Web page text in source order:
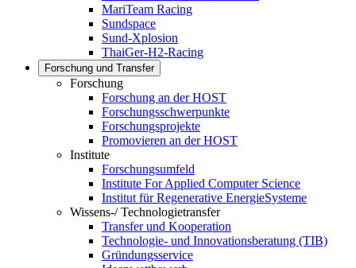
MariTeam Racing
Sundspace
Sund-Xplosion
ThaiGer-H2-Racing
Forschung und Transfer
Forschung
Forschung an der HOST
Forschungsschwerpunkte
Forschungsprojekte
Promovieren an der HOST
Institute
Forschungsumfeld
Institute For Applied Computer Science
Institut für Regenerative EnergieSysteme
Wissens-/ Technologietransfer
Transfer und Kooperation
Technologie- und Innovationsberatung (TIB)
Gründungsservice